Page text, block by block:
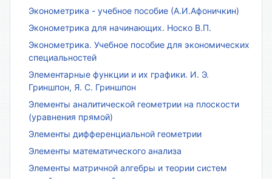
Эконометрика - учебное пособие (А.И.Афоничкин)
Эконометрика для начинающих. Носко В.П.
Эконометрика. Учебное пособие для экономических
специальностей
Элементарные функции и их графики. И. Э.
Гриншпон, Я. С. Гриншпон
Элементы аналитической геометрии на плоскости
(уравнения прямой)
Элементы дифференциальной геометрии
Элементы математического анализа
Элементы матричной алгебры и теории систем